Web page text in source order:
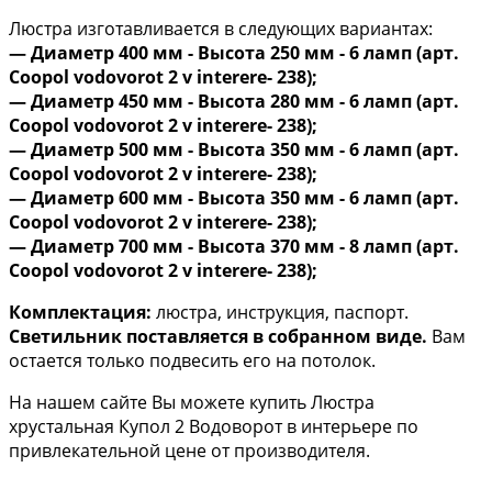
Люстра изготавливается в следующих вариантах:
— Диаметр 400 мм - Высота 250 мм - 6 ламп (арт.
Coopol vodovorot 2 v interere- 238);
— Диаметр 450 мм - Высота 280 мм - 6 ламп (арт.
Coopol vodovorot 2 v interere- 238);
— Диаметр 500 мм - Высота 350 мм - 6 ламп (арт.
Coopol vodovorot 2 v interere- 238);
— Диаметр 600 мм - Высота 350 мм - 6 ламп (арт.
Coopol vodovorot 2 v interere- 238);
​— Диаметр 700 мм - Высота 370 мм - 8 ламп (арт.
Coopol vodovorot 2 v interere- 238);
Комплектация: люстра, инструкция, паспорт.
Светильник поставляется в собранном виде. Вам
остается только подвесить его на потолок.
На нашем сайте Вы можете купить Люстра
хрустальная Купол 2 Водоворот в интерьере по
привлекательной цене от производителя.